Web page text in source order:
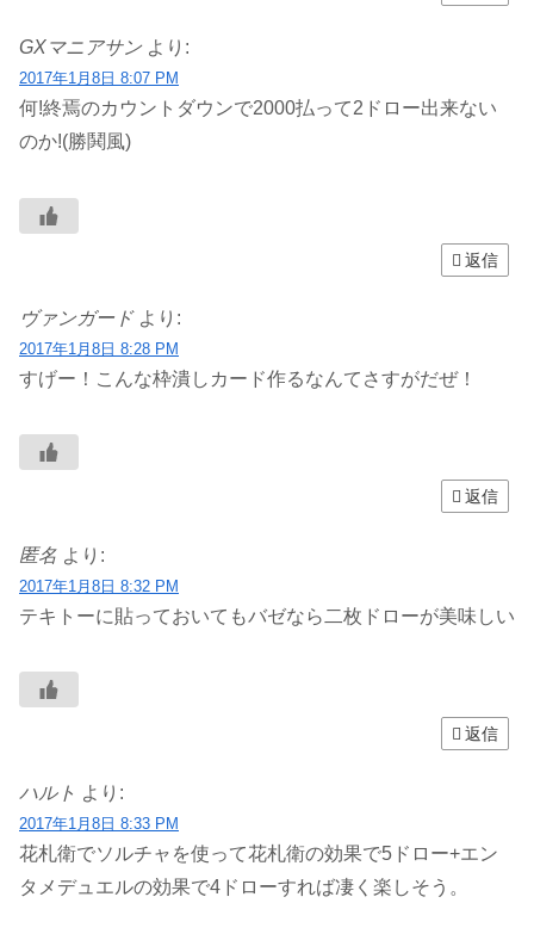
GXマニアサン より:
2017年1月8日 8:07 PM
何!終焉のカウントダウンで2000払って2ドロー出来ない
のか!(勝鬨風)
返信
ヴァンガード より:
2017年1月8日 8:28 PM
すげー！こんな枠潰しカード作るなんてさすがだぜ！
返信
匿名 より:
2017年1月8日 8:32 PM
テキトーに貼っておいてもバゼなら二枚ドローが美味しい
返信
ハルト より:
2017年1月8日 8:33 PM
花札衛でソルチャを使って花札衛の効果で5ドロー+エン
タメデュエルの効果で4ドローすれば凄く楽しそう。